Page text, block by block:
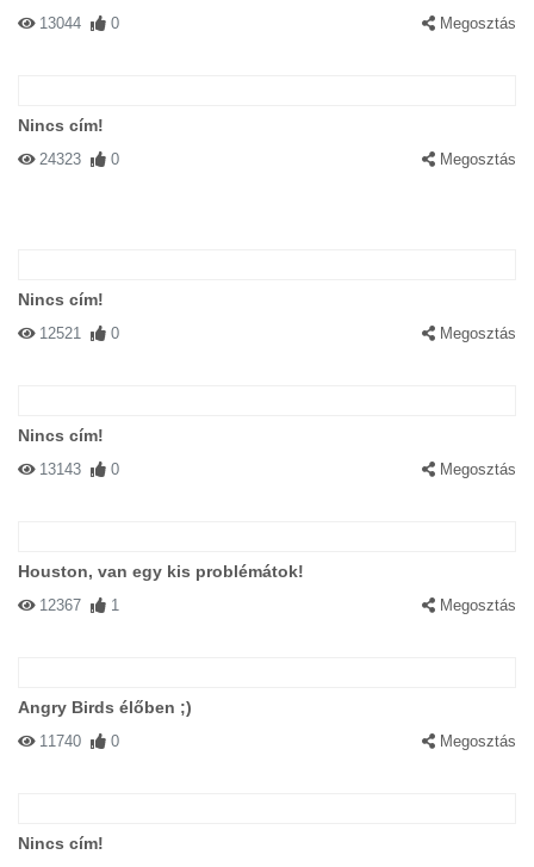
13044 0 Megosztás
Nincs cím!
24323 0 Megosztás
Nincs cím!
12521 0 Megosztás
Nincs cím!
13143 0 Megosztás
Houston, van egy kis problémátok!
12367 1 Megosztás
Angry Birds élőben ;)
11740 0 Megosztás
Nincs cím!